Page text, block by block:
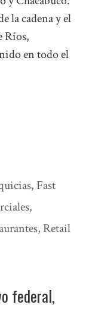
la cadena y el
Ríos,
en todo el
, Fast
,
, Retail
federal,